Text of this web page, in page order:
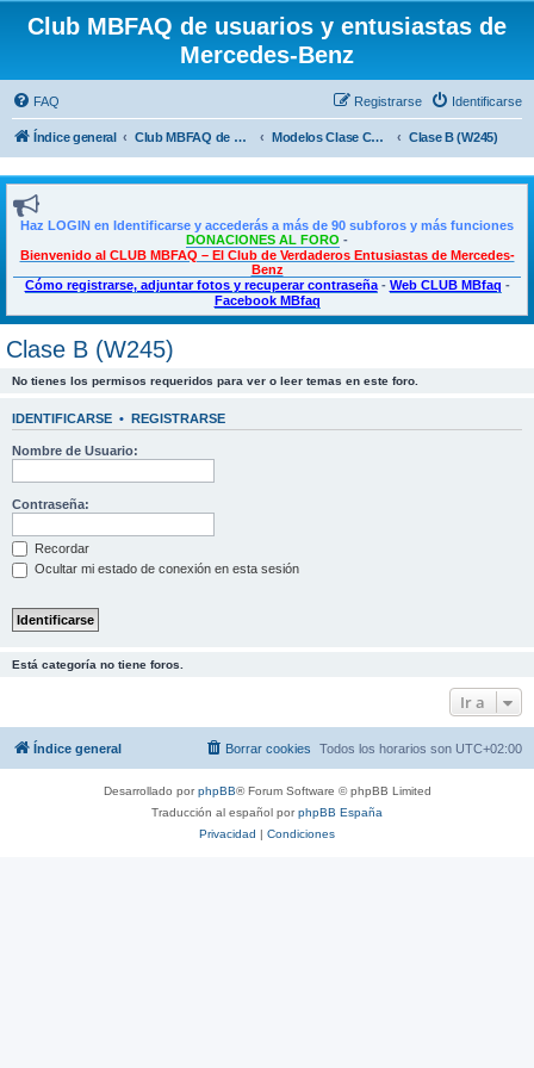
Club MBFAQ de usuarios y entusiastas de
Mercedes-Benz
FAQ Identificarse
Registrarse
Índice general Club MBFAQ de usuarios y entusiastas de Mercedes Benz Modelos Clase CLA, Clase A, Shooting Brake y Clase B Clase B (W245)
Haz LOGIN en Identificarse y accederás a más de 90 subforos y más funciones
DONACIONES AL FORO -
Bienvenido al CLUB MBFAQ – El Club de Verdaderos Entusiastas de Mercedes-
Benz
Cómo registrarse, adjuntar fotos y recuperar contraseña- Web CLUB MBfaq -
Facebook MBfaq
Clase B (W245)
No tienes los permisos requeridos para ver o leer temas en este foro.
IDENTIFICARSE • REGISTRARSE
Nombre de Usuario:
Contraseña:
Recordar
Ocultar mi estado de conexión en esta sesión
Está categoría no tiene foros.
Ir a
Índice general Todos los horarios son UTC+02:00
Borrar cookies
Desarrollado porphpBB® Forum Software © phpBB Limited
Traducción al español porphpBB España
Privacidad | Condiciones